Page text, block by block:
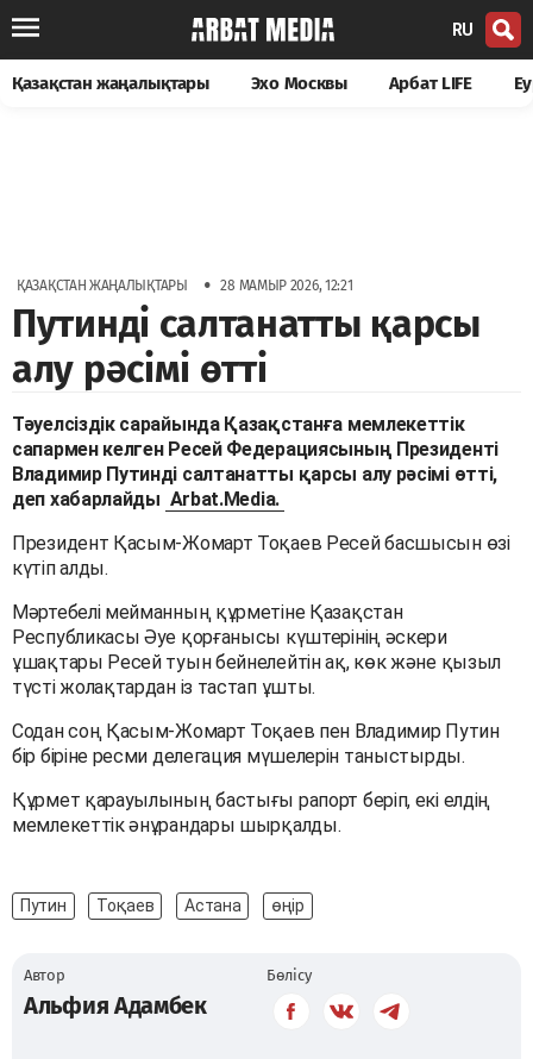
RU
Қазақстан жаңалықтары Эхо Москвы Арбат LIFE
ҚАЗАҚСТАН ЖАҢАЛЫҚТАРЫ • 28 МАМЫР 2026, 12:21
Путинді салтанатты қарсы
алу рәсімі өтті
Тәуелсіздік сарайында Қазақстанға мемлекеттік
сапармен келген Ресей Федерациясының Президенті
Владимир Путинді салтанатты қарсы алу рәсімі өтті,
деп хабарлайды Arbat.Media.
Президент Қасым-Жомарт Тоқаев Ресей басшысын өзі
күтіп алды.
Мәртебелі мейманның құрметіне Қазақстан
Республикасы Әуе қорғанысы күштерінің әскери
ұшақтары Ресей туын бейнелейтін ақ, көк және қызыл
түсті жолақтардан із тастап ұшты.
Содан соң Қасым-Жомарт Тоқаев пен Владимир Путин
бір біріне ресми делегация мүшелерін таныстырды.
Құрмет қарауылының бастығы рапорт беріп, екі елдің
мемлекеттік әнұрандары шырқалды.
Путин Тоқаев Астана өңір
Автор
Альфия Адамбек
Бөлісу